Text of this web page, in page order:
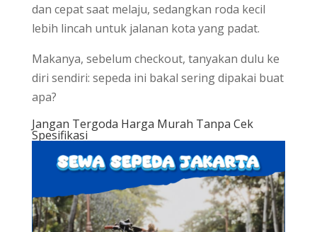
dan cepat saat melaju, sedangkan roda kecil
lebih lincah untuk jalanan kota yang padat.
Makanya, sebelum checkout, tanyakan dulu ke
diri sendiri: sepeda ini bakal sering dipakai buat
apa?
Jangan Tergoda Harga Murah Tanpa Cek
Spesifikasi